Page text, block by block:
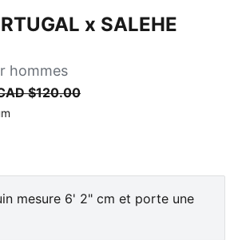
x SALEHE
hommes
$120.00
mesure 6' 2" cm et porte une